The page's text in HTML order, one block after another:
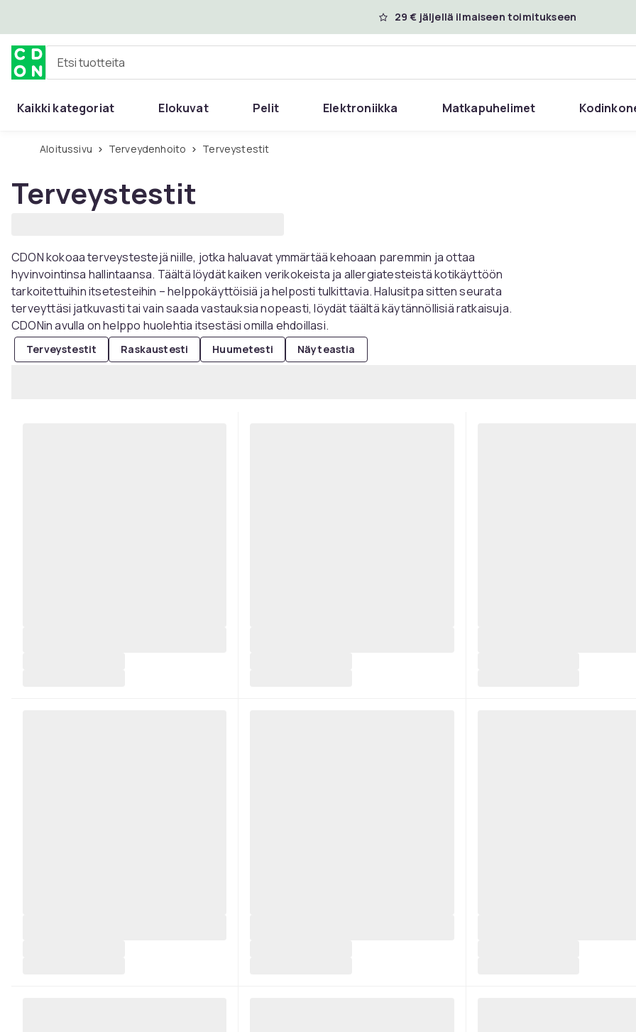
29 € jäljellä ilmaiseen toimitukseen
Etsi tuotteita
Kaikki kategoriat Elokuvat Pelit Elektroniikka Matkapuhelimet
Aloitussivu Terveydenhoito Terveystestit
Terveystestit
CDON kokoaa terveystestejä niille, jotka haluavat ymmärtää kehoaan paremmin ja ottaa
hyvinvointinsa hallintaansa. Täältä löydät kaiken verikokeista ja allergiatesteistä kotikäyttöön
tarkoitettuihin itsetesteihin – helppokäyttöisiä ja helposti tulkittavia. Halusitpa sitten seurata
terveyttäsi jatkuvasti tai vain saada vastauksia nopeasti, löydät täältä käytännöllisiä ratkaisuja.
CDONin avulla on helppo huolehtia itsestäsi omilla ehdoillasi.
Terveystestit Raskaustesti Huumetesti Näyteastia